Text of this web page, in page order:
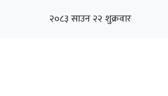
२०८३ साउन २२ शुक्रवार